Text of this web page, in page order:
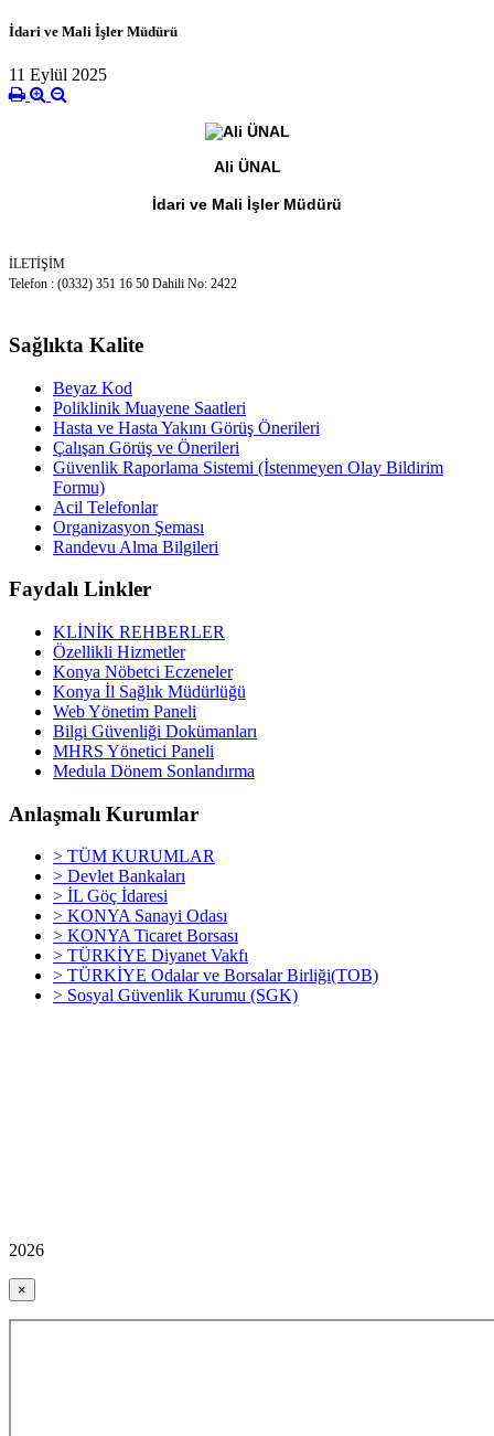
İdari ve Mali İşler Müdürü
11 Eylül 2025
Ali ÜNAL
İdari ve Mali İşler Müdürü
İLETİŞİM
Telefon : (0332) 351 16 50 Dahili No: 2422
Sağlıkta Kalite
Beyaz Kod
Poliklinik Muayene Saatleri
Hasta ve Hasta Yakını Görüş Önerileri
Çalışan Görüş ve Önerileri
Güvenlik Raporlama Sistemi (İstenmeyen Olay Bildirim
Formu)
Acil Telefonlar
Organizasyon Şeması
Randevu Alma Bilgileri
Faydalı Linkler
KLİNİK REHBERLER
Özellikli Hizmetler
Konya Nöbetci Eczeneler
Konya İl Sağlık Müdürlüğü
Web Yönetim Paneli
Bilgi Güvenliği Dokümanları
MHRS Yönetici Paneli
Medula Dönem Sonlandırma
Anlaşmalı Kurumlar
> TÜM KURUMLAR
> Devlet Bankaları
> İL Göç İdaresi
> KONYA Sanayi Odası
> KONYA Ticaret Borsası
> TÜRKİYE Diyanet Vakfı
> TÜRKİYE Odalar ve Borsalar Birliği(TOB)
> Sosyal Güvenlik Kurumu (SGK)
2026
×